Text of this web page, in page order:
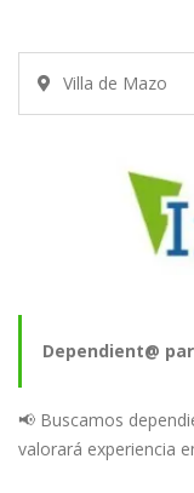
Villa de Mazo
Dependient@
📢 Buscamos
valorará experiencia